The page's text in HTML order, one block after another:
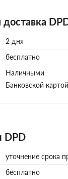
доставка
2 дня
бесплатно
Наличными
Банковской
DPD
уточнение срока
бесплатно